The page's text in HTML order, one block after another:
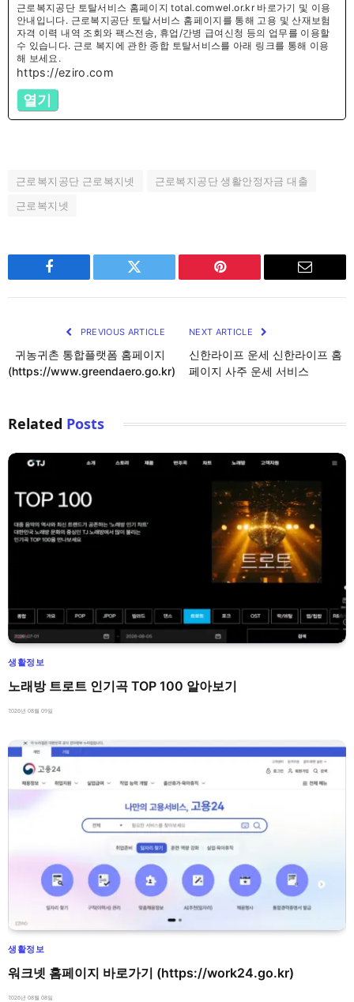
근로복지공단 토탈서비스 홈페이지 total.comwel.or.kr 바로가기 및 이용
안내입니다. 근로복지공단 토탈서비스 홈페이지를 통해 고용 및 산재보험
자격 이력 내역 조회와 팩스전송, 휴업/간병 급여신청 등의 업무를 이용할
수 있습니다. 근로 복지에 관한 종합 토탈서비스를 아래 링크를 통해 이용
해 보세요.
https://eziro.com
열기
근로복지공단 근로복지넷
근로복지공단 생활안정자금 대출
근로복지넷
Facebook Twitter Pinterest Email
PREVIOUS ARTICLE
귀농귀촌 통합플랫폼 홈페이지
(https://www.greendaero.go.kr)
NEXT ARTICLE
신한라이프 운세 신한라이프 홈
페이지 사주 운세 서비스
Related Posts
생활정보
노래방 트로트 인기곡 TOP 100 알아보기
2026년 08월 09일
생활정보
워크넷 홈페이지 바로가기 (https://work24.go.kr)
2026년 08월 08일